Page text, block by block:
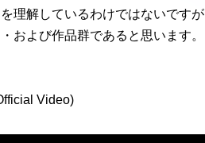
理解しているわけではないです
および作品群であると思います。
Video)